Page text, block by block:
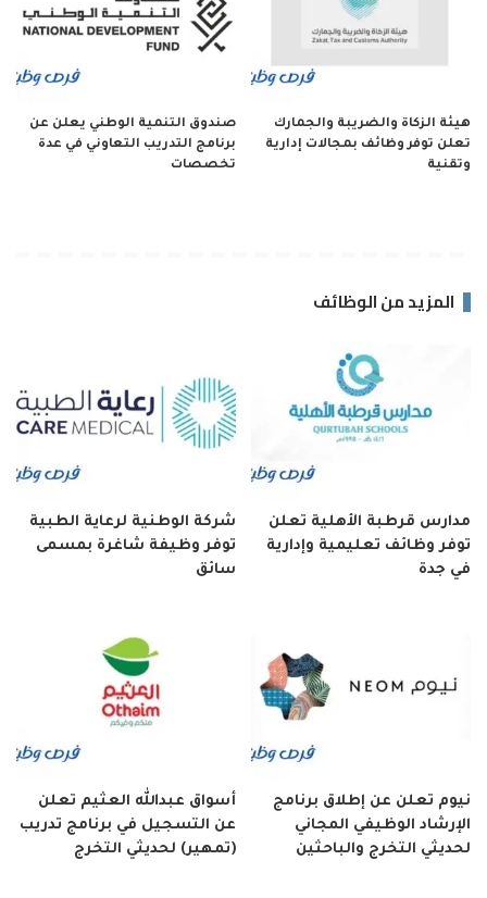
هيئة الزكاة والضريبة والجمارك
تعلن توفر وظائف بمجالات إدارية
وتقنية
صندوق التنمية الوطني يعلن عن
برنامج التدريب التعاوني في عدة
تخصصات
المزيد من الوظائف
مدارس قرطبة الأهلية تعلن
توفر وظائف تعليمية وإدارية
في جدة
شركة الوطنية لرعاية الطبية
توفر وظيفة شاغرة بمسمى
سائق
نيوم تعلن عن إطلاق برنامج
الإرشاد الوظيفي المجاني
لحديثي التخرج والباحثين
أسواق عبدالله العثيم تعلن
عن التسجيل في برنامج تدريب
(تمهير) لحديثي التخرج